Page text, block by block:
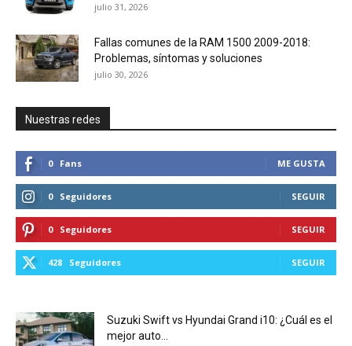
julio 31, 2026
Fallas comunes de la RAM 1500 2009-2018:
Problemas, síntomas y soluciones
julio 30, 2026
Nuestras redes
0 Fans ME GUSTA
0 Seguidores SEGUIR
0 Seguidores SEGUIR
428 Seguidores SEGUIR
Suzuki Swift vs Hyundai Grand i10: ¿Cuál es el
mejor auto...